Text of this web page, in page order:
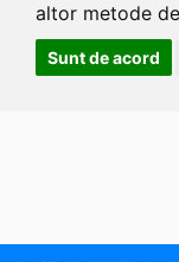
altor metode
Sunt de acord